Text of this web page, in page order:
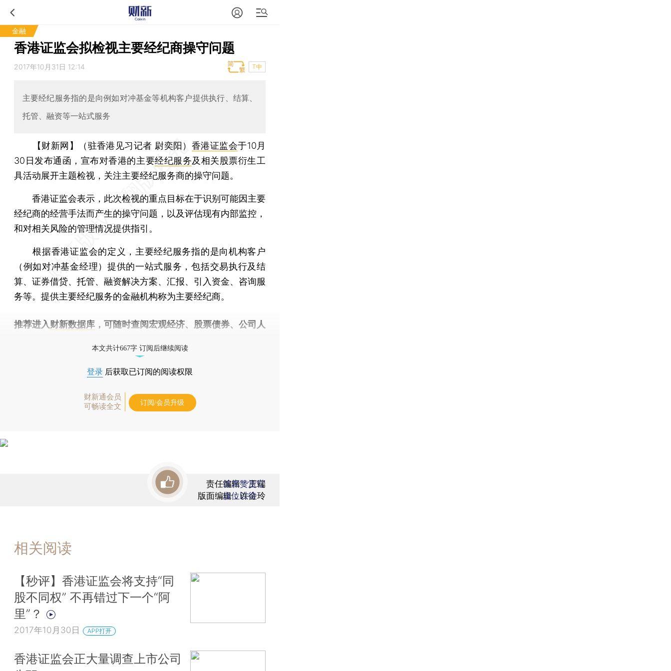
金融
香港证监会拟检视主要经纪商操守问题
2017年10月31日 12:14 T中
主要经纪服务指的是向例如对冲基金等机构客户提供执行、结算、
托管、融资等一站式服务
【财新网】（驻香港见习记者 尉奕阳） 香港证监会于10月
30日发布通函，宣布对香港的主要经纪服务及相关股票衍生工
具活动展开主题检视，关注主要经纪服务商的操守问题。
香港证监会表示，此次检视的重点目标在于识别可能因主要
经纪商的经营手法而产生的操守问题，以及评估现有内部监控，
和对相关风险的管理情况提供指引。
根据香港证监会的定义，主要经纪服务指的是向机构客户
（例如对冲基金经理）提供的一站式服务，包括交易执行及结
算、证券借贷、托管、融资解决方案、汇报、引入资金、咨询服
务等。提供主要经纪服务的金融机构称为主要经纪商。
推荐进入财新数据库 ，可随时查阅宏观经济、股票债券、公司人
本文共计667字 订阅后继续阅读
登录 后获取已订阅的阅读权限
财新通会员
可畅读全文
订阅/会员升级
责任编辑：王端
版面编辑：许金玲
首席赞赏官
虚位以待
相关阅读
【秒评】香港证监会将支持“同
股不同权” 不再错过下一个“阿
里”？
2017年10月30日 APP打开
香港证监会正大量调查上市公司